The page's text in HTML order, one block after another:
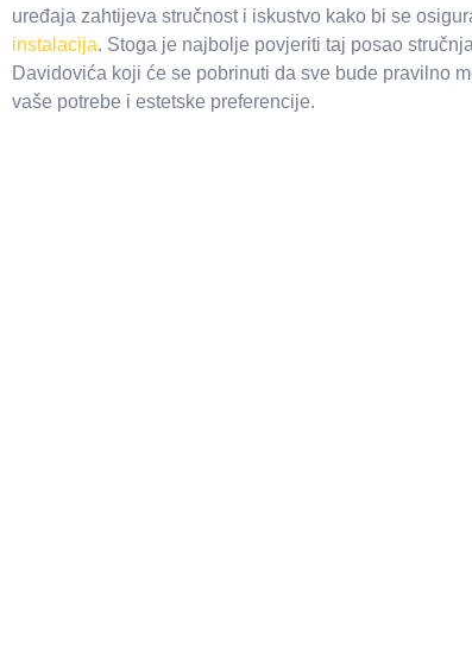
uređaja zahtijeva stručnost i iskustvo kako bi se
instalacija. Stoga je najbolje povjeriti taj posao
Davidovića koji će se pobrinuti da sve bude pravilno
vaše potrebe i estetske preferencije.